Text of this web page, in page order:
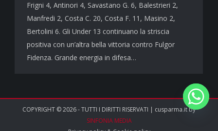
Frigni 4, Antinori 4, Savastano G. 6, Balestrieri 2,
Manfredi 2, Costa C. 20, Costa F. 11, Masino 2,
Bertolini 6. Gli Under 13 continuano la striscia
positiva con un’altra bella vittoria contro Fulgor
Fidenza. Grande energia in difesa…
COPYRIGHT © 2026 - TUTTI I DIRITTI RISERVATI | cusparma.it by
SINFONIA MEDIA